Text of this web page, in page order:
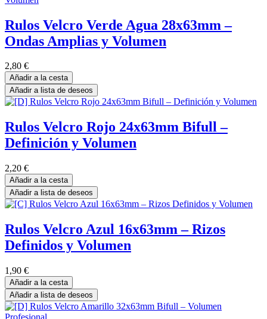
Rulos Velcro Verde Agua 28x63mm –
Ondas Amplias y Volumen
2,80 €
Añadir a la cesta
Añadir a lista de deseos
Rulos Velcro Rojo 24x63mm Bifull –
Definición y Volumen
2,20 €
Añadir a la cesta
Añadir a lista de deseos
Rulos Velcro Azul 16x63mm – Rizos
Definidos y Volumen
1,90 €
Añadir a la cesta
Añadir a lista de deseos